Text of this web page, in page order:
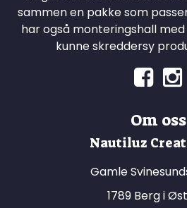
sammen en pakke som
har også monteringshall
kunne skreddersy
Om oss
Nautiluz
Gamle
1789 Berg i